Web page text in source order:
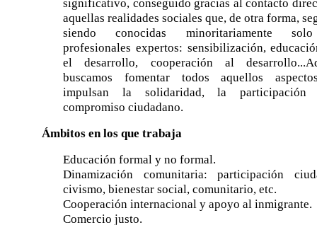
significativo, conseguido gracias al contacto
aquellas realidades sociales que, de otra forma,
siendo conocidas minoritariamente
profesionales expertos: sensibilización,
el desarrollo, cooperación al
buscamos fomentar todos aquellos
impulsan la solidaridad, la
compromiso ciudadano.
Ámbitos en los que trabaja
Educación formal y no formal.
Dinamización comunitaria: participación
civismo, bienestar social, comunitario, etc.
Cooperación internacional y apoyo al inmigrante.
Comercio justo.